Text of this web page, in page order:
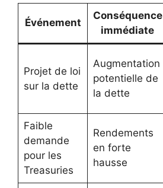
Événement
Conséquence
immédiate
Projet de loi
sur la dette
Augmentation
potentielle de
la dette
Faible
demande
pour les
Treasuries
Rendements
en forte
hausse